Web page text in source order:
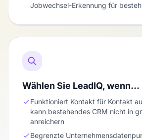
Jobwechsel-Erkennung für
Wählen Sie LeadIQ, wenn…
Funktioniert Kontakt für Kontakt
kann bestehendes CRM nicht in
anreichern
Begrenzte